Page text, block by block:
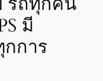
มี
การ